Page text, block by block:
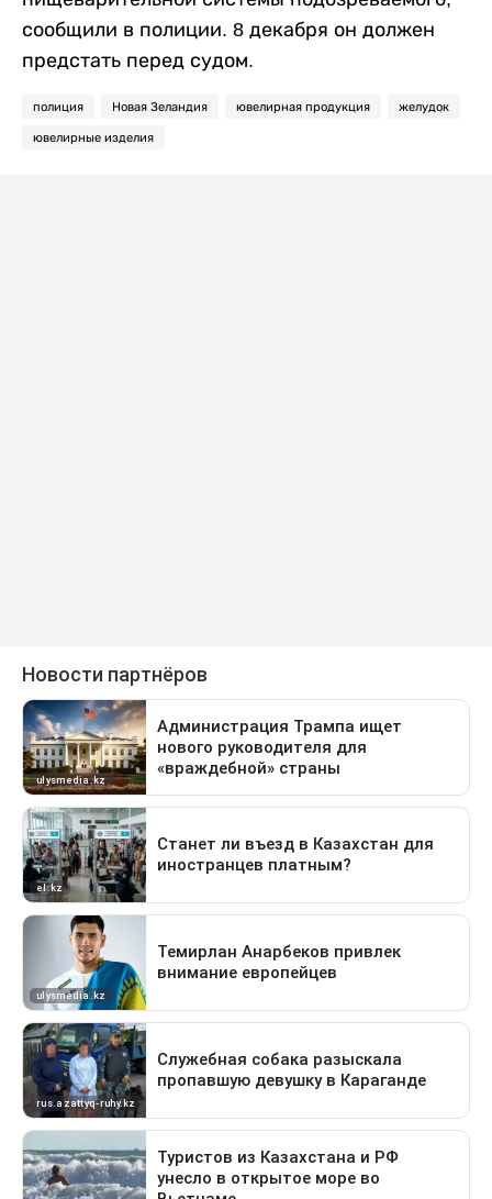
сообщили в полиции. 8 декабря он должен
предстать перед судом.
полиция Новая Зеландия ювелирная продукция желудок
ювелирные изделия